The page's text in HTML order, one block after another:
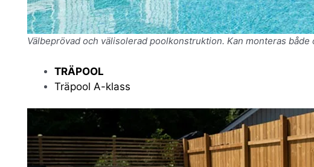
Välbeprövad och välisolerad poolkonstruktion. Kan monteras både
TRÄPOOL
Träpool A-klass